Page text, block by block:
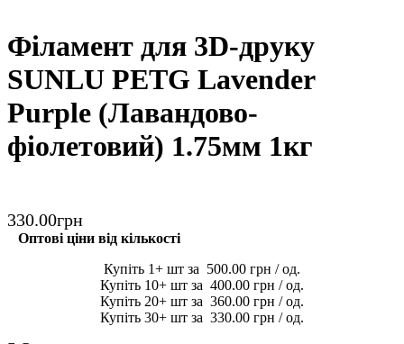
Філамент для 3D-друку
SUNLU PETG Lavender
Purple (Лавандово-
фіолетовий) 1.75мм 1кг
330.00грн
Оптові ціни від кількості
1
500.00 грн
10
400.00 грн
20
360.00 грн
30
330.00 грн